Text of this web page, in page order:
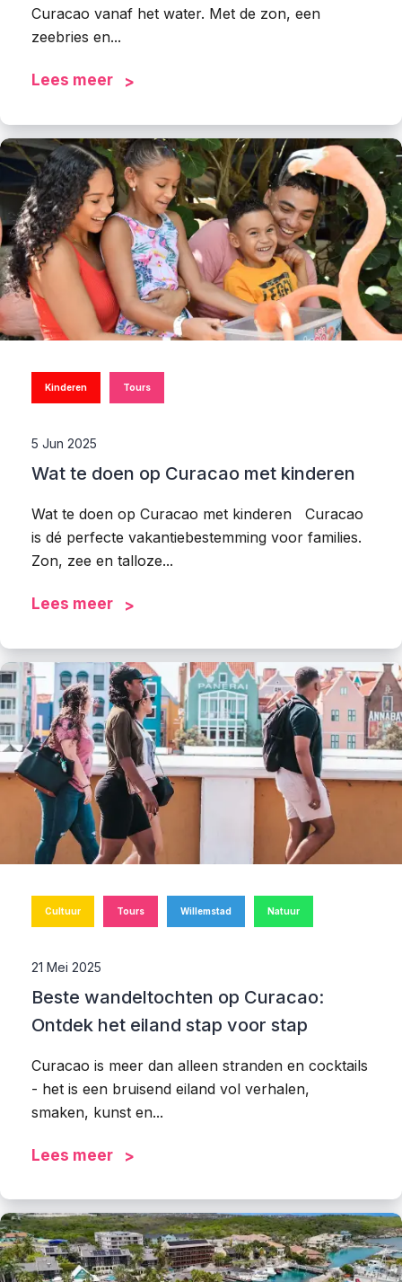
Curacao vanaf het water. Met de zon, een
zeebries en...
Lees meer
Kinderen Tours
5 Jun 2025
Wat te doen op Curacao met kinderen
Wat te doen op Curacao met kinderen Curacao
is dé perfecte vakantiebestemming voor families.
Zon, zee en talloze...
Lees meer
Cultuur Tours Willemstad Natuur
21 Mei 2025
Beste wandeltochten op Curacao:
Ontdek het eiland stap voor stap
Curacao is meer dan alleen stranden en cocktails
- het is een bruisend eiland vol verhalen,
smaken, kunst en...
Lees meer